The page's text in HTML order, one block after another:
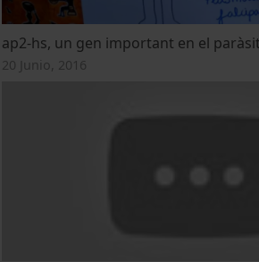
ap2-hs, un gen important en el
20 Junio, 2016